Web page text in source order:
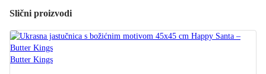
Slični proizvodi
Butter Kings